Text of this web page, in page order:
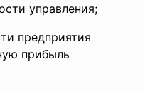
управления;
предприятия
прибыль